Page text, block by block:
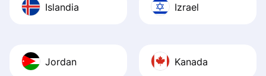
Islandia Izrael
Jordan Kanada